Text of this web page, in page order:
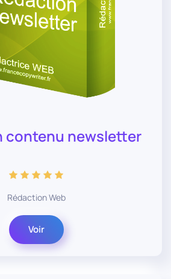
contenu newsletter
Rédaction Web
Voir